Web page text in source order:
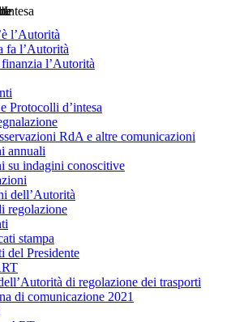
l’Autorità
fa l’Autorità
l’Autorità
Protocolli d’intesa
RdA e altre comunicazioni
annuali
su indagini conoscitive
dell’Autorità
regolazione
stampa
del Presidente
di regolazione dei trasporti
di comunicazione 2021